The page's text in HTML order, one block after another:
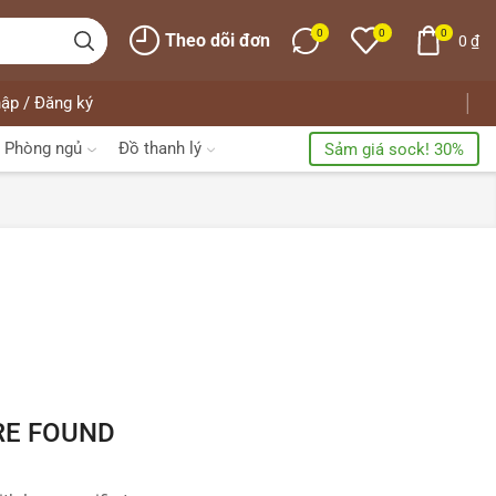
Theo dõi đơn 0 0 0 0 ₫
/ Đăng ký
Phòng ngủ Đồ thanh lý Sảm giá sock! 30%
FOUND